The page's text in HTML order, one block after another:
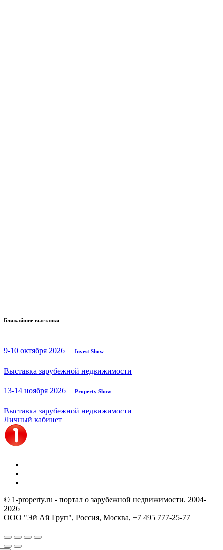
Ближайшие выставки
9-10 октября 2026 Invest Show
Выставка зарубежной недвижимости
13-14 ноября 2026 Property Show
Выставка зарубежной недвижимости
Личный кабинет
© 1-property.ru - портал о зарубежной недвижимости. 2004-
2026
ООО "Эй Ай Груп", Россия, Москва, +7 495 777-25-77